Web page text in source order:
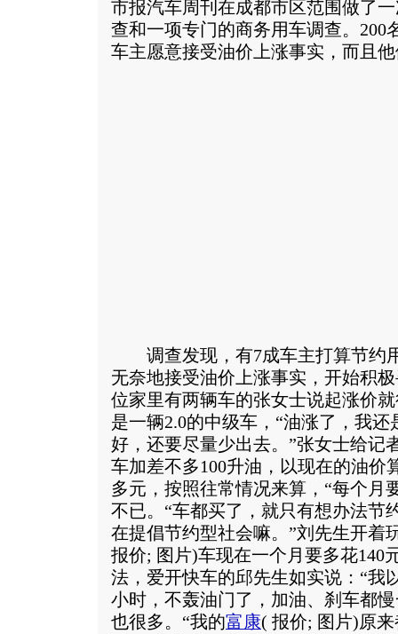
市报汽车周刊在成都市区范围做了
查和一项专门的商务用车调查。200
车主愿意接受油价上涨事实，而且
调查发现，有7成车主打算节约
无奈地接受油价上涨事实，开始积
位家里有两辆车的张女士说起涨价
是一辆2.0的中级车，“油涨了，我
好，还要尽量少出去。”张女士给记
车加差不多100升油，以现在的油价
多元，按照往常情况来算，“每个月
不已。“车都买了，就只有想办法节
在提倡节约型社会嘛。”刘先生开着
报价; 图片)车现在一个月要多花140
法，爱开快车的邱先生如实说：“我
小时，不轰油门了，加油、刹车都
也很多。“我的富康( 报价; 图片)原来